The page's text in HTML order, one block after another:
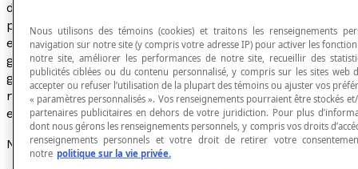
dimension d'une fractale (ou image fractale) peut
prendre des valeurs qui ne sont pas des nombres
entiers : la dimension fractale constitue une
généralisation de la notion de dimension utilisée en
géométrie euclidienne. Elle permet, par exemple, de
montrer que des figures dont l'aire est un nombre
entier peuvent avoir un périmètre infini.
Note historique
Nous utilisons des témoins (cookies) et traitons les renseignements
navigation sur notre site (y compris votre adresse IP) pour activer les
notre site, améliorer les performances de notre site, recueillir des
publicités ciblées ou du contenu personnalisé, y compris sur les sites web
accepter ou refuser l’utilisation de la plupart des témoins ou ajuster vos
« paramètres personnalisés ». Vos renseignements pourraient être stockés
partenaires publicitaires en dehors de votre juridiction. Pour plus
dont nous gérons les renseignements personnels, y compris vos droits
renseignements personnels et votre droit de retirer votre
notre politique sur la vie privée.